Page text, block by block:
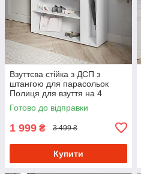
Взуттєва стійка з ДСП з
штангою для парасольок
Полиця для взуття на 4
комірки в передпокій 120 см
шириною
Готово до відправки
1 999 ₴ 3 499 ₴
Купити